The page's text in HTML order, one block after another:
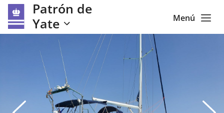
Patrón de
Yate
Menú